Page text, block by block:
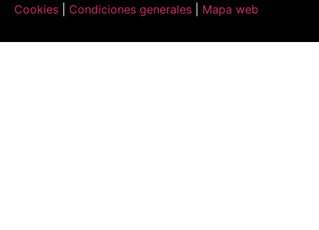
Cookies
Condiciones generales Mapa web